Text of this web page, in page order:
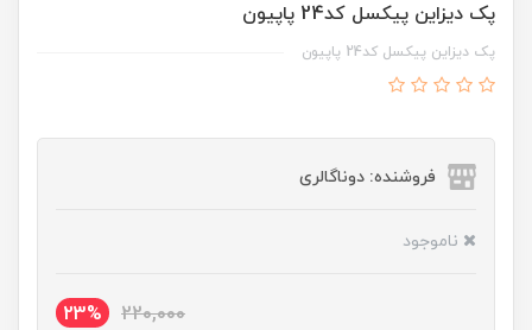
پک ديزاين پيکسل کد24 پاپيون
پک ديزاين پيکسل کد24 پاپيون
فروشنده: دوناگالری
ناموجود
220,000
23%